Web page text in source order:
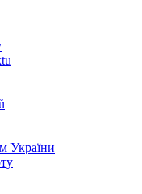
України